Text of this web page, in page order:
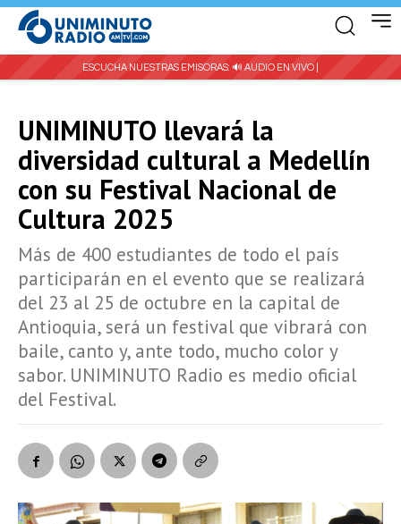
ESCUCHA NUESTRAS EMISORAS: 🔊 AUDIO EN VIVO |
UNIMINUTO llevará la
diversidad cultural a Medellín
con su Festival Nacional de
Cultura 2025
Más de 400 estudiantes de todo el país
participarán en el evento que se realizará
del 23 al 25 de octubre en la capital de
Antioquia, será un festival que vibrará con
baile, canto y, ante todo, mucho color y
sabor. UNIMINUTO Radio es medio oficial
del Festival.